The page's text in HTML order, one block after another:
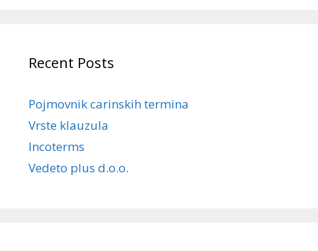
Recent Posts
Pojmovnik carinskih termina
Vrste klauzula
Incoterms
Vedeto plus d.o.o.